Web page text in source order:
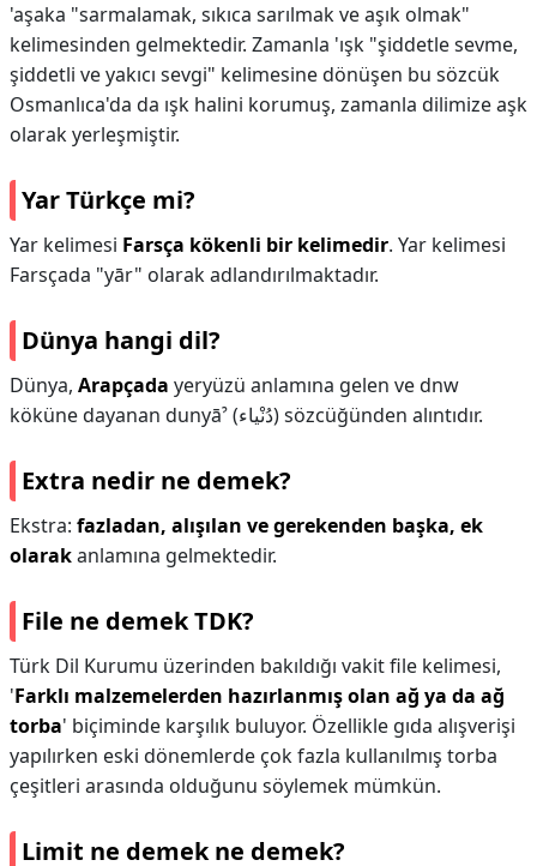
'aşaka "sarmalamak, sıkıca sarılmak ve aşık olmak"
kelimesinden gelmektedir. Zamanla 'ışk "şiddetle sevme,
şiddetli ve yakıcı sevgi" kelimesine dönüşen bu sözcük
Osmanlıca'da da ışk halini korumuş, zamanla dilimize aşk
olarak yerleşmiştir.
Yar Türkçe mi?
Yar kelimesi Farsça kökenli bir kelimedir. Yar kelimesi
Farsçada "yār" olarak adlandırılmaktadır.
Dünya hangi dil?
Dünya, Arapçada yeryüzü anlamına gelen ve dnw
köküne dayanan dunyāˀ (دُنْياء) sözcüğünden alıntıdır.
Extra nedir ne demek?
Ekstra: fazladan, alışılan ve gerekenden başka, ek
olarakanlamına gelmektedir.
File ne demek TDK?
Türk Dil Kurumu üzerinden bakıldığı vakit file kelimesi,
'Farklı malzemelerden hazırlanmış olan ağ ya da ağ
torba' biçiminde karşılık buluyor. Özellikle gıda alışverişi
yapılırken eski dönemlerde çok fazla kullanılmış torba
çeşitleri arasında olduğunu söylemek mümkün.
Limit ne demek ne demek?